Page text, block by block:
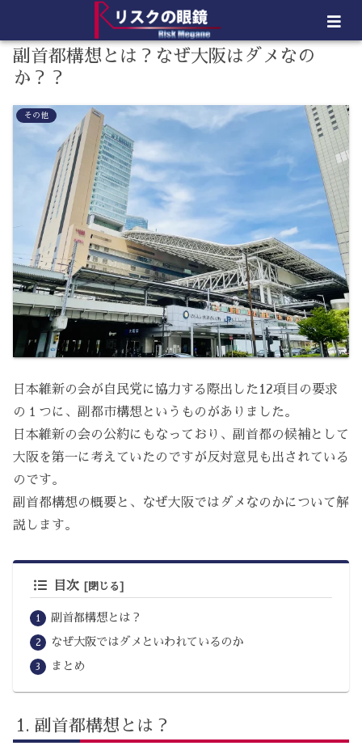
副首都構想とは？なぜ大阪はダメなの
か？？
その他
日本維新の会が自民党に協力する際出した12項目の要求
の１つに、副都市構想というものがありました。
日本維新の会の公約にもなっており、副首都の候補として
大阪を第一に考えていたのですが反対意見も出されている
のです。
副首都構想の概要と、なぜ大阪ではダメなのかについて解
説します。
目次
副首都構想とは？
なぜ大阪ではダメといわれているのか
まとめ
副首都構想とは？